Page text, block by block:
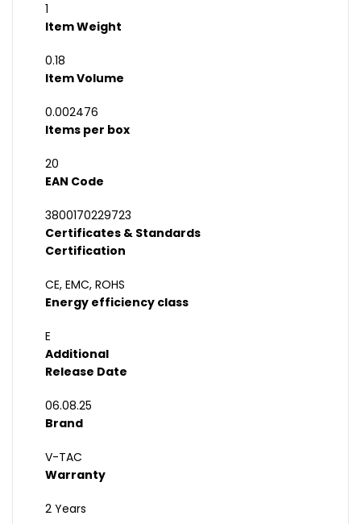
1
Item Weight
0.18
Item Volume
0.002476
Items per box
20
EAN Code
3800170229723
Certificates & Standards
Certification
CE, EMC, ROHS
Energy efficiency class
E
Additional
Release Date
06.08.25
Brand
V-TAC
Warranty
2 Years